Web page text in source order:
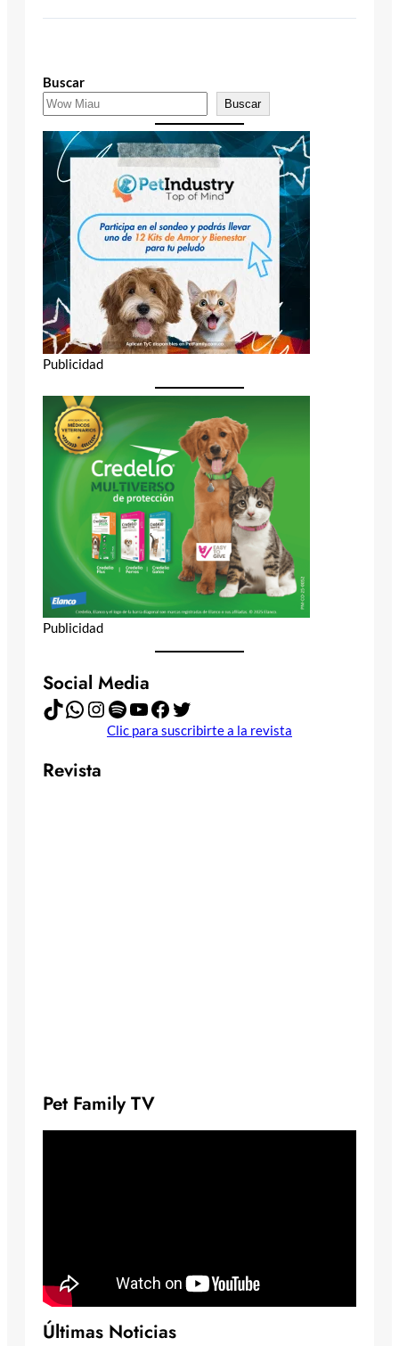
Buscar
Buscar
Publicidad
Publicidad
Social Media
TikTok WhatsApp Instagram Spotify YouTube Facebook Twitter
Clic para suscribirte a la revista
Revista
Pet Family TV
Últimas Noticias